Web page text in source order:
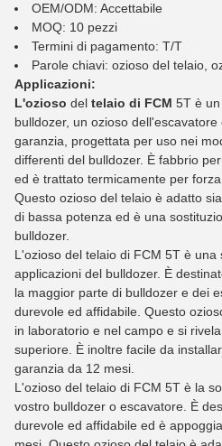
OEM/ODM: Accettabile
MOQ: 10 pezzi
Termini di pagamento: T/T
Parole chiavi: ozioso del telaio,
Applicazioni:
L'ozioso del telaio di FCM 5T è
bulldozer, un ozioso
garanzia, progettata per uso nei
differenti del bulldozer. È fabbrio
ed è trattato termicamente per
Questo ozioso del telaio è adatto
di bassa potenza ed è una
bulldozer.
L'ozioso del telaio di FCM 5T è
applicazioni del bulldozer. È
la maggior parte di bulldozer e dei
durevole ed affidabile. Questo
in laboratorio e nel campo e si
superiore. È inoltre facile da
garanzia da 12 mesi.
L'ozioso del telaio di FCM 5T è la
vostro bulldozer o escavatore. È
durevole ed affidabile ed è